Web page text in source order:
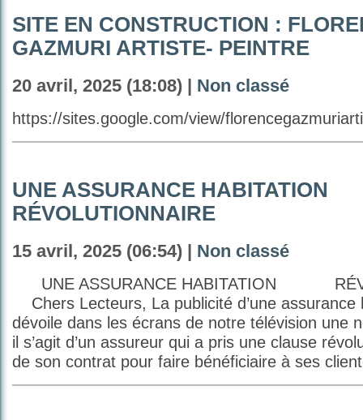
SITE EN CONSTRUCTION :
GAZMURI ARTISTE- PEINTRE
20 avril, 2025 (18:08) | Non classé
https://sites.google.com/view/
UNE ASSURANCE HABITATION
RÉVOLUTIONNAIRE
15 avril, 2025 (06:54) | Non classé
UNE ASSURANCE HABITATION
Chers Lecteurs, La publicité d’une assurance
dévoile dans les écrans de notre télévision une
il s’agit d’un assureur qui a pris une clause
de son contrat pour faire bénéficiaire à ses